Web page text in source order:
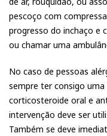
pescoço com
progresso do inchaço e
ou chamar uma
No caso de pessoas
sempre ter consigo uma
corticosteroide oral e
intervenção deve ser
Também se deve